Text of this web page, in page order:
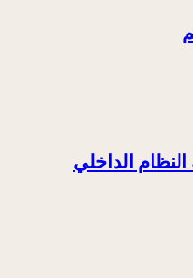
الداخلي